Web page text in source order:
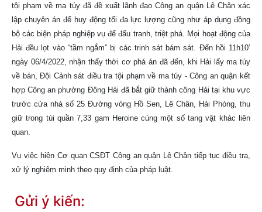
tội phạm về ma túy đã đề xuất lãnh đạo Công an quận Lê Chân xác
lập chuyên án để huy động tối đa lực lượng cũng như áp dụng đồng
bộ các biện pháp nghiệp vụ để đấu tranh, triệt phá. Mọi hoạt động của
Hải đều lọt vào “tầm ngắm” bị các trinh sát bám sát. Đến hồi 11h10’
ngày 06/4/2022, nhận thấy thời cơ phá án đã đến, khi Hải lấy ma túy
về bán, Đội Cảnh sát điều tra tội phạm về ma túy - Công an quận kết
hợp Công an phường Đông Hải đã bắt giữ thành công Hải tại khu vực
trước cửa nhà số 25 Đường vòng Hồ Sen, Lê Chân, Hải Phòng, thu
giữ trong túi quần 7,33 gam Heroine cùng một số tang vật khác liên
quan.
Vụ việc hiện Cơ quan CSĐT Công an quận Lê Chân tiếp tục điều tra,
xử lý nghiêm minh theo quy định của pháp luật.
Gửi ý kiến: